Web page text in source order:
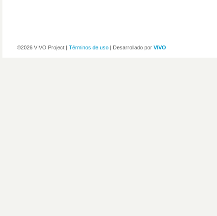
©2026 VIVO Project | Términos de uso | Desarrollado por VIVO